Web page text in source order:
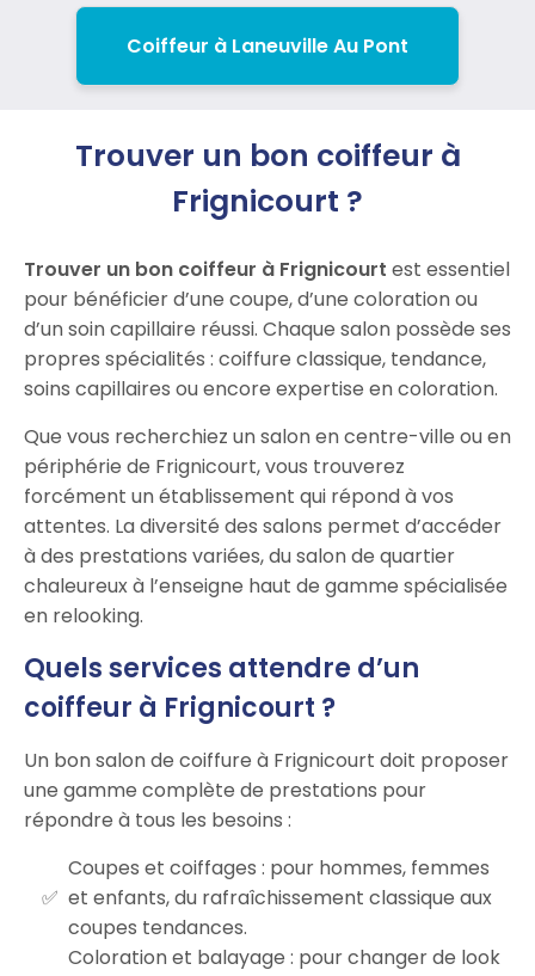
Coiffeur à Laneuville Au Pont
Trouver un bon coiffeur à
Frignicourt ?
Trouver un bon coiffeur à Frignicourt est essentiel
pour bénéficier d’une coupe, d’une coloration ou
d’un soin capillaire réussi. Chaque salon possède ses
propres spécialités : coiffure classique, tendance,
soins capillaires ou encore expertise en coloration.
Que vous recherchiez un salon en centre-ville ou en
périphérie de Frignicourt, vous trouverez
forcément un établissement qui répond à vos
attentes. La diversité des salons permet d’accéder
à des prestations variées, du salon de quartier
chaleureux à l’enseigne haut de gamme spécialisée
en relooking.
Quels services attendre d’un
coiffeur à Frignicourt ?
Un bon salon de coiffure à Frignicourt doit proposer
une gamme complète de prestations pour
répondre à tous les besoins :
Coupes et coiffages : pour hommes, femmes
et enfants, du rafraîchissement classique aux
coupes tendances.
Coloration et balayage : pour changer de look